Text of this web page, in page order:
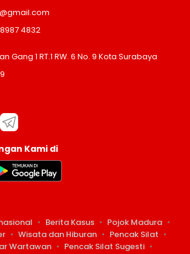
4832
Gang 1 RT.1 RW. 6 No. 9 Kota Surabaya
Kami di
Berita Kasus
Pojok Madura
Wisata dan Hiburan
Pencak Silat
Wartawan
Pencak Silat Sugesti